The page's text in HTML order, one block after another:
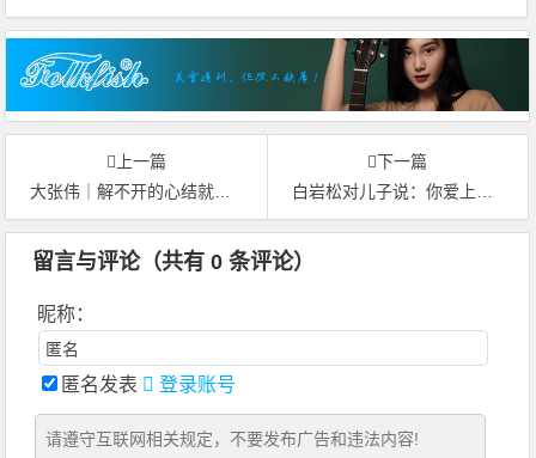
上一篇
大张伟｜解不开的心结就把它系成蝴蝶结
下一篇
白岩松对儿子说：你爱上音乐，我便放心！
留言与评论（共有0 条评论）
昵称：
匿名发表 登录账号